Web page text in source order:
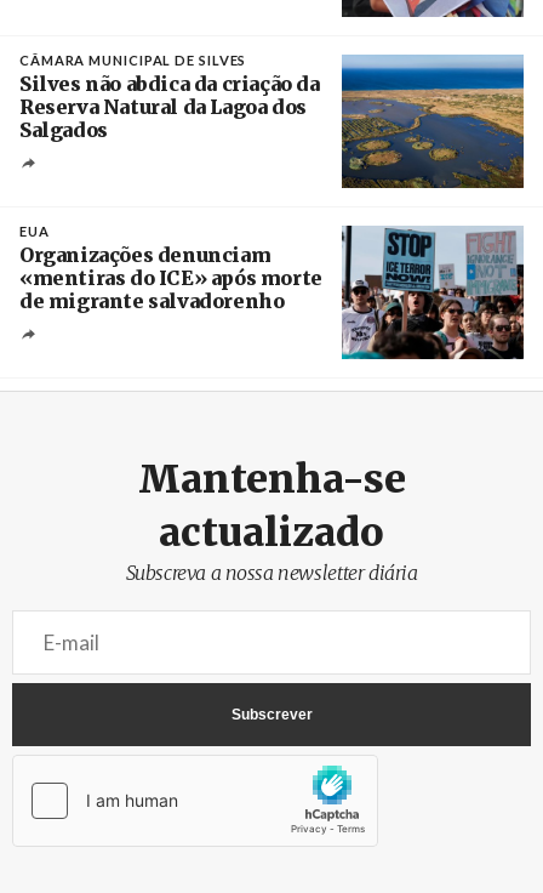
CÂMARA MUNICIPAL DE SILVES
Silves não abdica da criação da
Reserva Natural da Lagoa dos
Salgados
EUA
Organizações denunciam
«mentiras do ICE» após morte
de migrante salvadorenho
Mantenha-se
actualizado
Subscreva a nossa newsletter diária